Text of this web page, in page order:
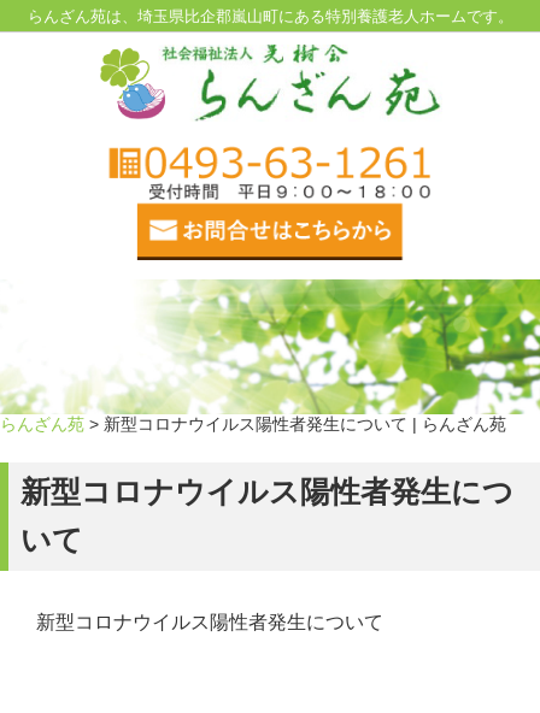
らんざん苑は、埼玉県比企郡嵐山町にある特別養護老人ホームです。
らんざん苑 > 新型コロナウイルス陽性者発生について | らんざん苑
新型コロナウイルス陽性者発生につ
いて
新型コロナウイルス陽性者発生について